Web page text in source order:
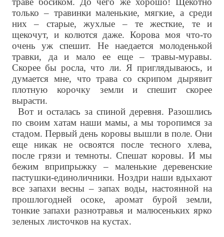
только – травинки маленькие, мягкие, а среди
них – старые, жухлые – те жесткие, те и
щекочут, и колются даже. Корова моя что-то
очень уж спешит. Не наедается молоденькой
травки, да и мало ее еще – травы-муравы.
Скорее бы росла, что ли. Я приглядываюсь, и
думается мне, что трава со скрипом дырявит
плотную корочку земли и спешит скорее
вырасти.
Вот и осталась за спиной деревня. Разошлись
по своим хатам наши мамы, а мы торопимся за
стадом. Первый день коровы вышли в поле. Они
еще никак не освоятся после тесного хлева,
после грязи и темноты. Спешат коровы. И мы
бежим вприпрыжку – маленькие деревенские
пастушки-единоличники. Ноздри наши вдыхают
все запахи весны – запах воды, настоянной на
прошлогодней осоке, аромат бурой земли,
тонкие запахи разнотравья и малюсеньких ярко
зеленых листочков на кустах.